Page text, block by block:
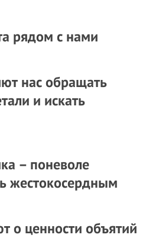
рядом с нами
нас обращать
и искать
– поневоле
жестокосердным
о ценности объятий